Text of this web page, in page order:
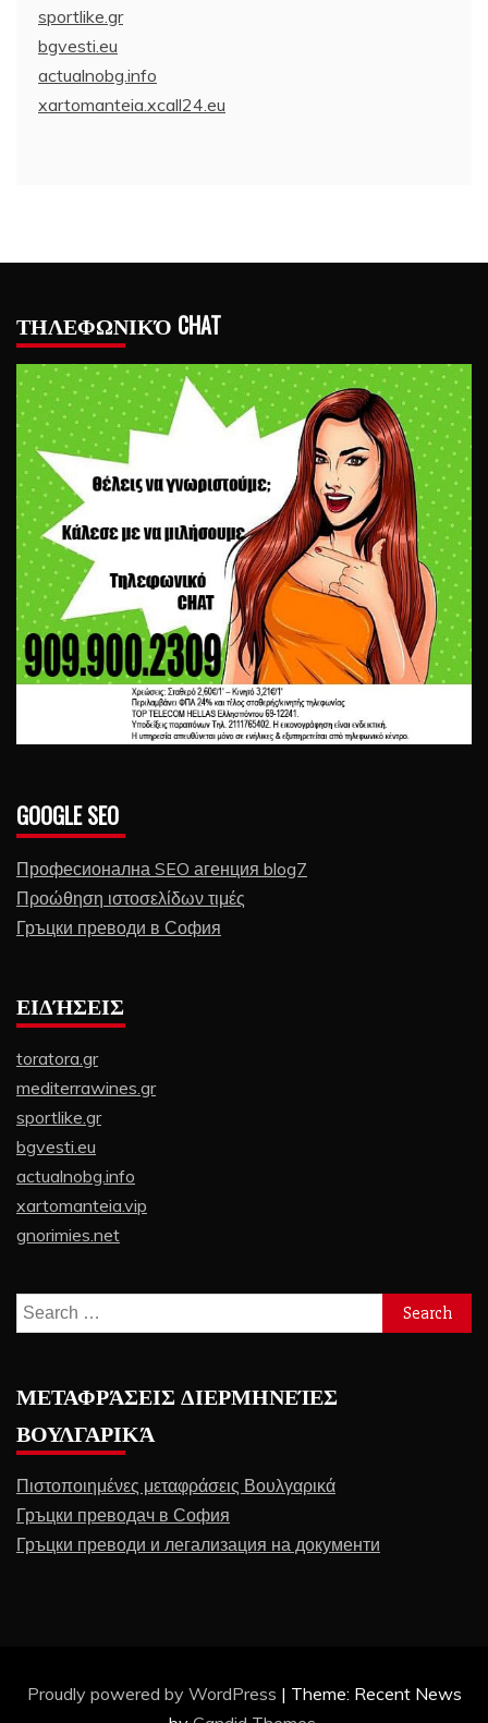
sportlike.gr
bgvesti.eu
actualnobg.info
xartomanteia.xcall24.eu
ΤΗΛΕΦΩΝΙΚΌ CHAT
GOOGLE SEO
Професионална SEO агенция blog7
Προώθηση ιστοσελίδων τιμές
Гръцки преводи в София
ΕΙΔΉΣΕΙΣ
toratora.gr
mediterrawines.gr
sportlike.gr
bgvesti.eu
actualnobg.info
xartomanteia.vip
gnorimies.net
Search
for:
ΜΕΤΑΦΡΆΣΕΙΣ ΔΙΕΡΜΗΝΕΊΕΣ
ΒΟΥΛΓΑΡΙΚΆ
Πιστοποιημένες μεταφράσεις Βουλγαρικά
Гръцки преводач в София
Гръцки преводи и легализация на документи
Proudly powered by WordPress | Theme: Recent News